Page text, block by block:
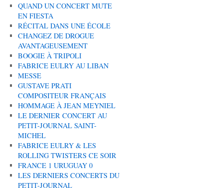
QUAND UN CONCERT MUTE
EN FIESTA
RÉCITAL DANS UNE ÉCOLE
CHANGEZ DE DROGUE
AVANTAGEUSEMENT
BOOGIE À TRIPOLI
FABRICE EULRY AU LIBAN
MESSE
GUSTAVE PRATI
COMPOSITEUR FRANÇAIS
HOMMAGE À JEAN MEYNIEL
LE DERNIER CONCERT AU
PETIT-JOURNAL SAINT-
MICHEL
FABRICE EULRY & LES
ROLLING TWISTERS CE SOIR
FRANCE 1 URUGUAY 0
LES DERNIERS CONCERTS DU
PETIT-JOURNAL